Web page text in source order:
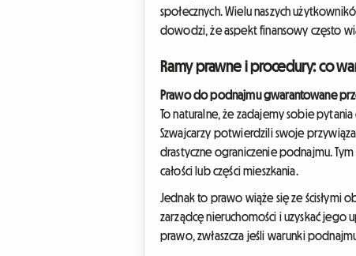
społecznych. Wielu naszych
dowodzi, że aspekt finansowy często
Ramy prawne i procedury: co
Prawo do podnajmu gwarantowane
To naturalne, że zadajemy sobie
Szwajcarzy potwierdzili swoje
drastyczne ograniczenie podnajmu.
całości lub części mieszkania.
Jednak to prawo wiąże się ze ścisłymi
zarządcę nieruchomości i uzyskać
prawo, zwłaszcza jeśli warunki